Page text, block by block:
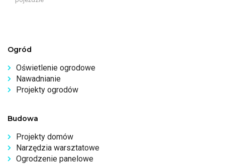
Ogród
Oświetlenie ogrodowe
Nawadnianie
Projekty ogrodów
Budowa
Projekty domów
Narzędzia warsztatowe
Ogrodzenie panelowe